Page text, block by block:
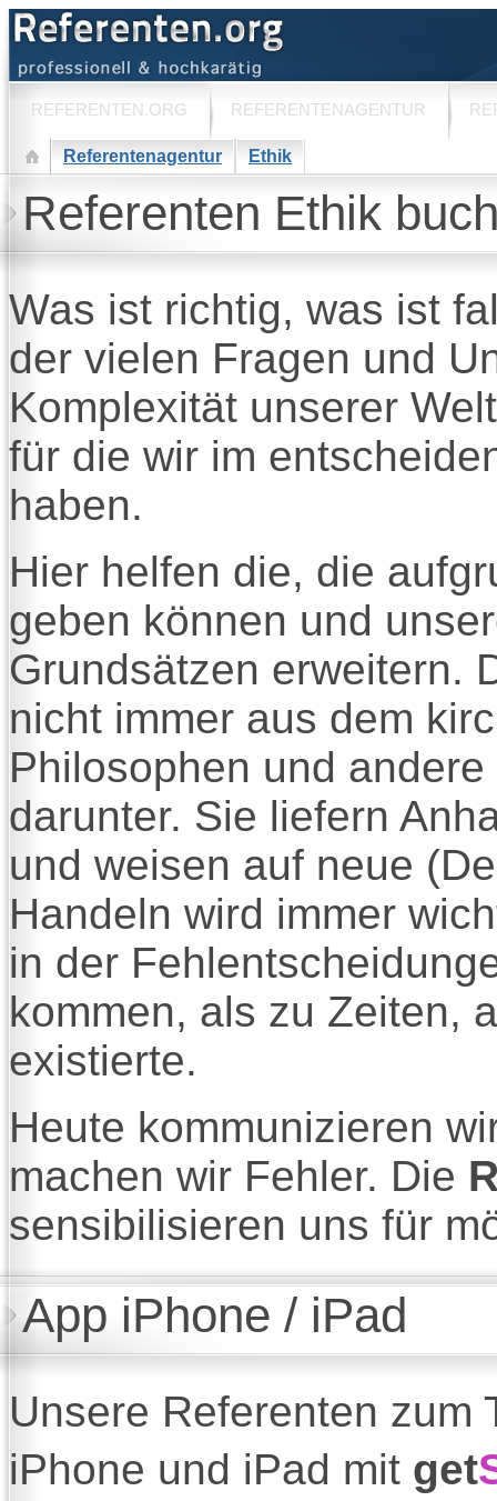
REFERENTEN.ORG REFERENTENAGENTUR
Referentenagentur Ethik
Referenten Ethik
Was ist richtig, was ist
der vielen Fragen und
Komplexität unserer
für die wir im
haben.
Hier helfen die, die
geben können und
Grundsätzen erweitern.
nicht immer aus dem
Philosophen und
darunter. Sie liefern
und weisen auf neue
Handeln wird immer
in der
kommen, als zu Zeiten,
existierte.
Heute kommunizieren
machen wir Fehler. Die
sensibilisieren uns für
App iPhone / iPad
Unsere Referenten zum
iPhone und iPad mit get